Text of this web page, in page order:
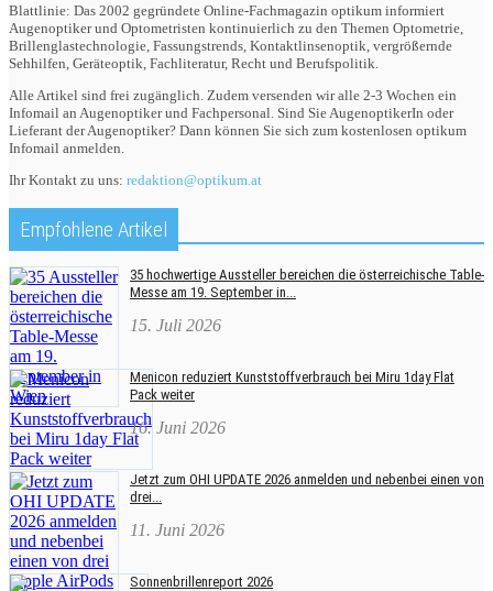
Blattlinie: Das 2002 gegründete Online-Fachmagazin optikum informiert
Augenoptiker und Optometristen kontinuierlich zu den Themen Optometrie,
Brillenglastechnologie, Fassungstrends, Kontaktlinsenoptik, vergrößernde
Sehhilfen, Geräteoptik, Fachliteratur, Recht und Berufspolitik.
Alle Artikel sind frei zugänglich. Zudem versenden wir alle 2-3 Wochen ein
Infomail an Augenoptiker und Fachpersonal. Sind Sie AugenoptikerIn oder
Lieferant der Augenoptiker? Dann können Sie sich zum kostenlosen optikum
Infomail anmelden.
Ihr Kontakt zu uns: redaktion@optikum.at
Empfohlene Artikel
35 hochwertige Aussteller bereichen die österreichische Table-
Messe am 19. September in...
15. Juli 2026
Menicon reduziert Kunststoffverbrauch bei Miru 1day Flat
Pack weiter
16. Juni 2026
Jetzt zum OHI UPDATE 2026 anmelden und nebenbei einen von
drei...
11. Juni 2026
Sonnenbrillenreport 2026